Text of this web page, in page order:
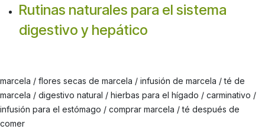
Rutinas naturales para el sistema
digestivo y hepático
marcela / flores secas de marcela / infusión de marcela / té de
marcela / digestivo natural / hierbas para el hígado / carminativo /
infusión para el estómago / comprar marcela / té después de
comer